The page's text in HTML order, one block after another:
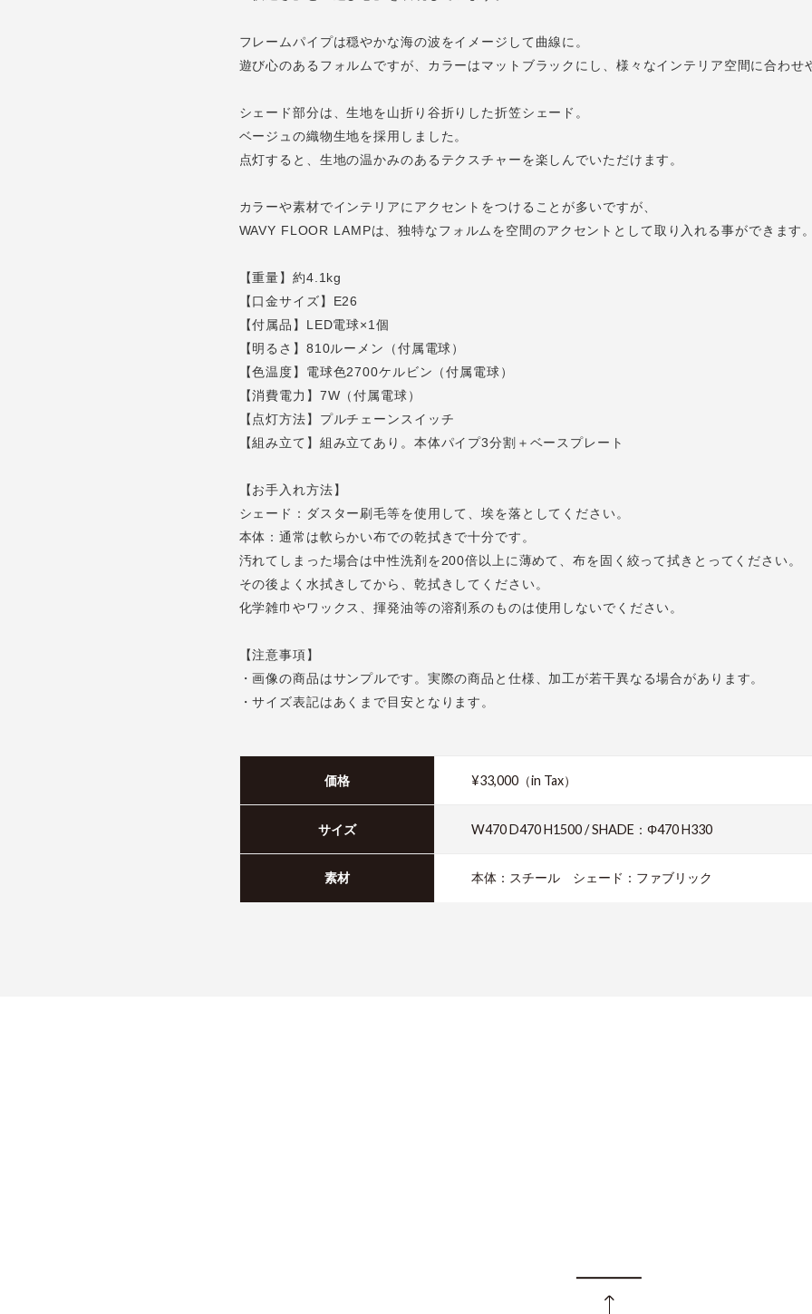
フレームパイプは穏やかな海の波をイメージして曲線に。
遊び心のあるフォルムですが、カラーはマットブラックにし、様々なインテリア空間に合わせ
シェード部分は、生地を山折り谷折りした折笠シェード。
ベージュの織物生地を採用しました。
点灯すると、生地の温かみのあるテクスチャーを楽しんでいただけます。
カラーや素材でインテリアにアクセントをつけることが多いですが、
WAVY FLOOR LAMPは、独特なフォルムを空間のアクセントとして取り入れる事ができます。
【重量】約4.1kg
【口金サイズ】E26
【付属品】LED電球×1個
【明るさ】810ルーメン（付属電球）
【色温度】電球色2700ケルビン（付属電球）
【消費電力】7W（付属電球）
【点灯方法】プルチェーンスイッチ
【組み立て】組み立てあり。本体パイプ3分割＋ベースプレート
【お手入れ方法】
シェード：ダスター刷毛等を使用して、埃を落としてください。
本体：通常は軟らかい布での乾拭きで十分です。
汚れてしまった場合は中性洗剤を200倍以上に薄めて、布を固く絞って拭きとってください。
その後よく水拭きしてから、乾拭きしてください。
化学雑巾やワックス、揮発油等の溶剤系のものは使用しないでください。
【注意事項】
・画像の商品はサンプルです。実際の商品と仕様、加工が若干異なる場合があります。
・サイズ表記はあくまで目安となります。
価格 ¥33,000（in Tax）
サイズ W470 D470 H1500 / SHADE：Φ470 H330
素材 本体：スチール シェード：ファブリック